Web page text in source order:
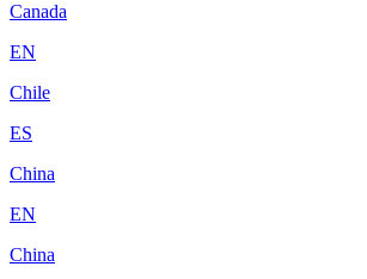
Canada
EN
Chile
ES
China
EN
China